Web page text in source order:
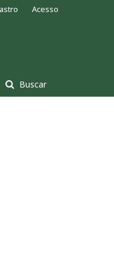
Buscar
Acesso